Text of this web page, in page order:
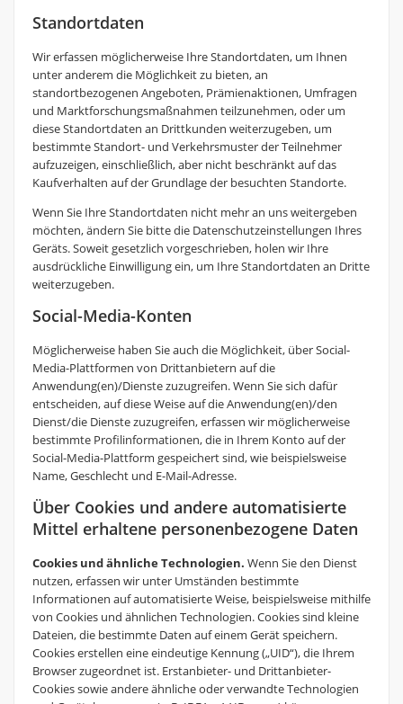
Standortdaten
Wir erfassen möglicherweise Ihre Standortdaten, um Ihnen
unter anderem die Möglichkeit zu bieten, an
standortbezogenen Angeboten, Prämienaktionen, Umfragen
und Marktforschungsmaßnahmen teilzunehmen, oder um
diese Standortdaten an Drittkunden weiterzugeben, um
bestimmte Standort- und Verkehrsmuster der Teilnehmer
aufzuzeigen, einschließlich, aber nicht beschränkt auf das
Kaufverhalten auf der Grundlage der besuchten Standorte.
Wenn Sie Ihre Standortdaten nicht mehr an uns weitergeben
möchten, ändern Sie bitte die Datenschutzeinstellungen Ihres
Geräts. Soweit gesetzlich vorgeschrieben, holen wir Ihre
ausdrückliche Einwilligung ein, um Ihre Standortdaten an Dritte
weiterzugeben.
Social-Media-Konten
Möglicherweise haben Sie auch die Möglichkeit, über Social-
Media-Plattformen von Drittanbietern auf die
Anwendung(en)/Dienste zuzugreifen. Wenn Sie sich dafür
entscheiden, auf diese Weise auf die Anwendung(en)/den
Dienst/die Dienste zuzugreifen, erfassen wir möglicherweise
bestimmte Profilinformationen, die in Ihrem Konto auf der
Social-Media-Plattform gespeichert sind, wie beispielsweise
Name, Geschlecht und E-Mail-Adresse.
Über Cookies und andere automatisierte
Mittel erhaltene personenbezogene Daten
Cookies und ähnliche Technologien. Wenn Sie den Dienst
nutzen, erfassen wir unter Umständen bestimmte
Informationen auf automatisierte Weise, beispielsweise mithilfe
von Cookies und ähnlichen Technologien. Cookies sind kleine
Dateien, die bestimmte Daten auf einem Gerät speichern.
Cookies erstellen eine eindeutige Kennung („UID“), die Ihrem
Browser zugeordnet ist. Erstanbieter- und Drittanbieter-
Cookies sowie andere ähnliche oder verwandte Technologien